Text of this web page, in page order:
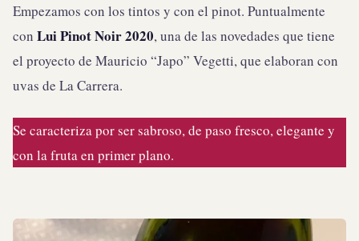
Empezamos con los tintos y con el pinot. Puntualmente
con Lui Pinot Noir 2020, una de las novedades que tiene
el proyecto de Mauricio “Japo” Vegetti, que elaboran con
uvas de La Carrera.
Se caracteriza por ser sabroso, de paso fresco, elegante y
con la fruta en primer plano.